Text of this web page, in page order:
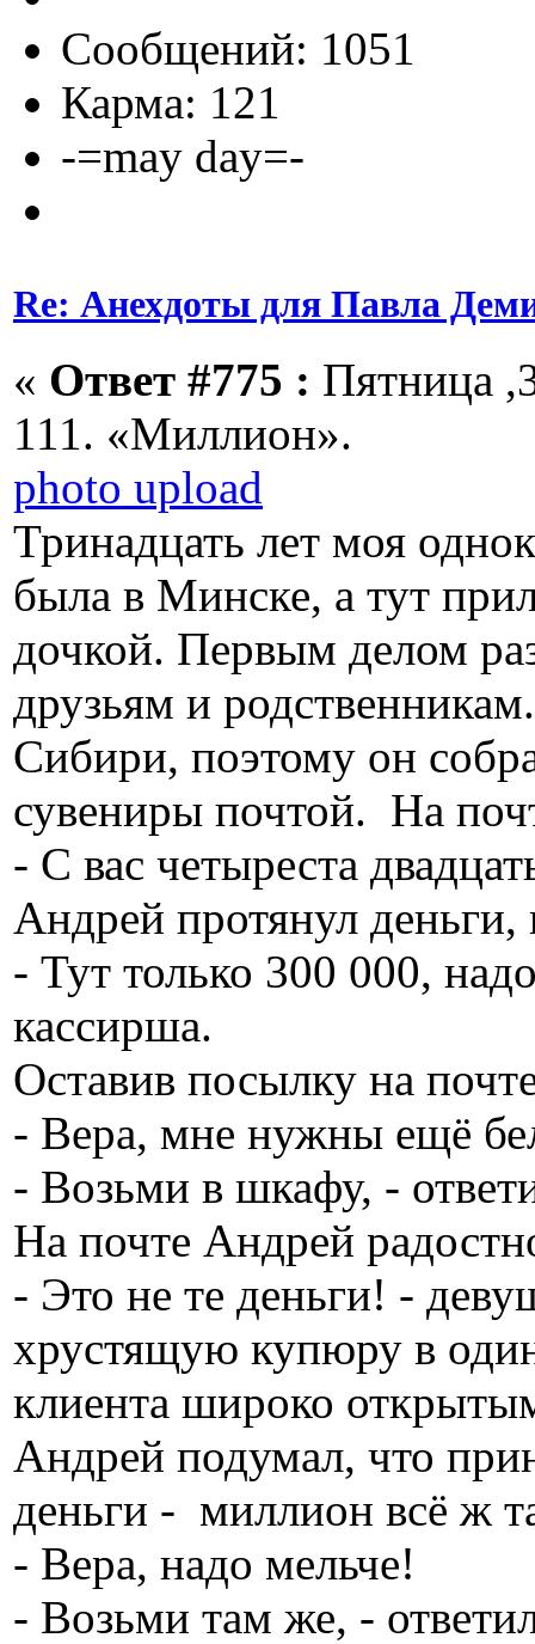
Сообщений: 1051
Карма: 121
-=may day=-
Re: Анехдоты для Павла
« Ответ #775 : Пятница
111. «Миллион».
photo upload
Тринадцать лет моя
была в Минске, а тут
дочкой. Первым делом
друзьям и
Сибири, поэтому он
сувениры почтой. На
- С вас четыреста
Андрей протянул
- Тут только 300 000,
кассирша.
Оставив посылку на
- Вера, мне нужны ещё
- Возьми в шкафу, -
На почте Андрей
- Это не те деньги! -
хрустящую купюру в
клиента широко
Андрей подумал, что
деньги - миллион всё ж
- Вера, надо мельче!
- Возьми там же, -